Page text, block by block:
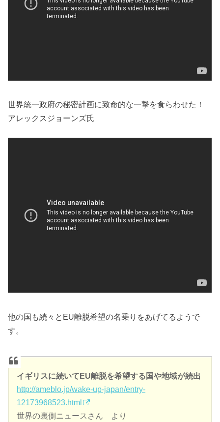
世界統一政府の秘密計画に致命的な一撃を食らわせた！
アレックスジョーンズ氏
他の国も続々とEU離脱希望の名乗りをあげてるようで
す。
イギリスに続いてEU離脱を希望する国や地域が続出
http://ameblo.jp/wake-up-japan/entry-
12173968523.html
世界の裏側ニュースさん より